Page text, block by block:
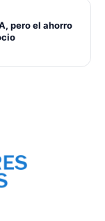
pero el ahorro